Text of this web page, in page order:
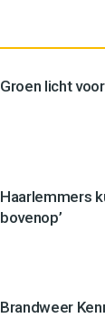
Groen licht
Haarlemmers
bovenop’
Brandweer